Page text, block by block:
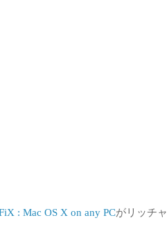
: Mac OS X on any PCがリッチ